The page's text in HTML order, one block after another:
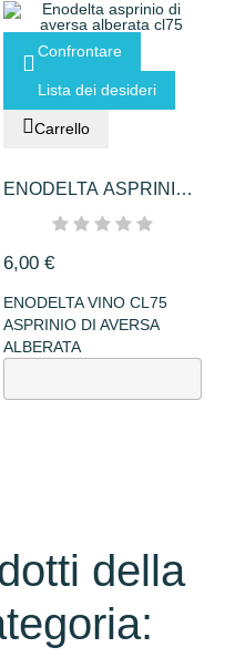
Confrontare
Lista dei desideri
Carrello
ENODELTA ASPRINIO
DI AVERSA...
6,00 €
ENODELTA VINO CL75
ASPRINIO DI AVERSA
ALBERATA
della